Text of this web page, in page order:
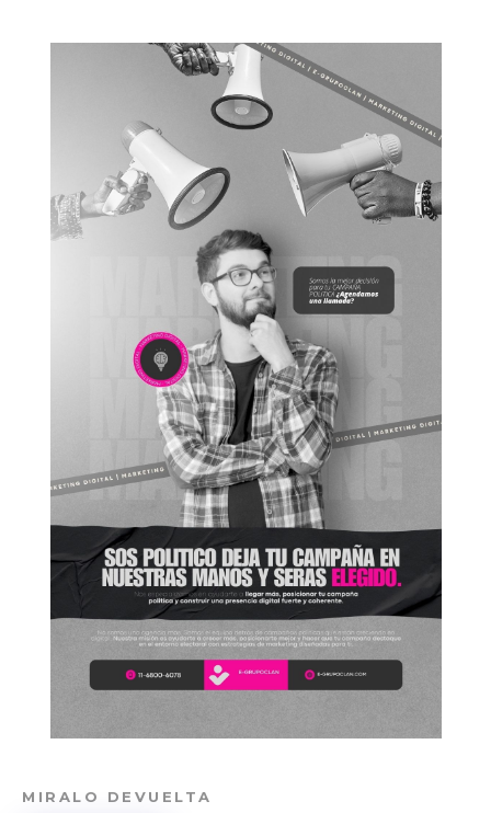
MIRALO DEVUELTA